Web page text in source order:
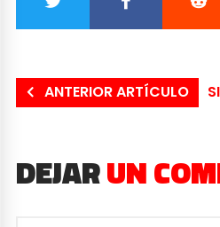
ANTERIOR ARTÍCULO
DEJARUN